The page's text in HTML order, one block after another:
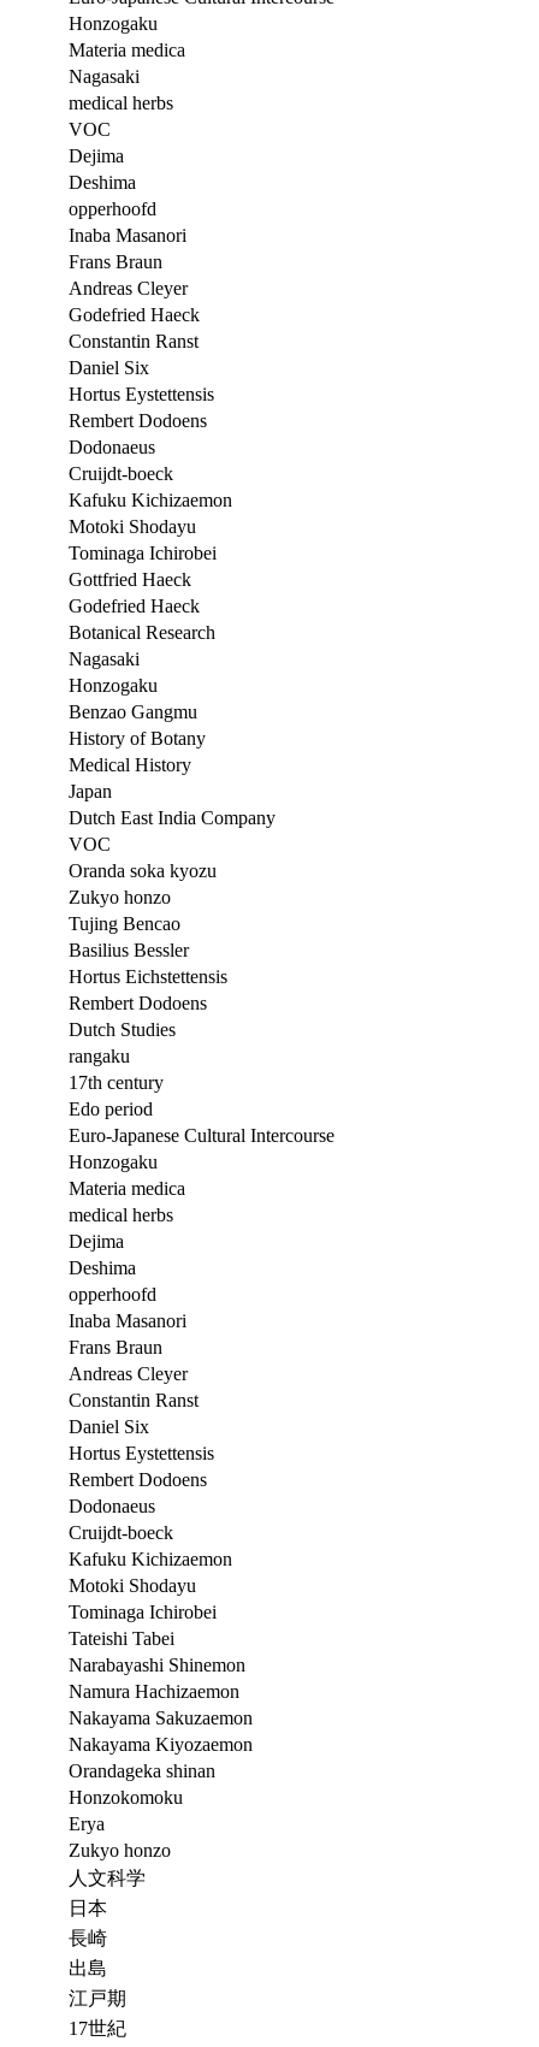
Honzogaku
Materia medica
Nagasaki
medical herbs
VOC
Dejima
Deshima
opperhoofd
Inaba Masanori
Frans Braun
Andreas Cleyer
Godefried Haeck
Constantin Ranst
Daniel Six
Hortus Eystettensis
Rembert Dodoens
Dodonaeus
Cruijdt-boeck
Kafuku Kichizaemon
Motoki Shodayu
Tominaga Ichirobei
Gottfried Haeck
Godefried Haeck
Botanical Research
Nagasaki
Honzogaku
Benzao Gangmu
History of Botany
Medical History
Japan
Dutch East India Company
VOC
Oranda soka kyozu
Zukyo honzo
Tujing Bencao
Basilius Bessler
Hortus Eichstettensis
Rembert Dodoens
Dutch Studies
rangaku
17th century
Edo period
Euro-Japanese Cultural Intercourse
Honzogaku
Materia medica
medical herbs
Dejima
Deshima
opperhoofd
Inaba Masanori
Frans Braun
Andreas Cleyer
Constantin Ranst
Daniel Six
Hortus Eystettensis
Rembert Dodoens
Dodonaeus
Cruijdt-boeck
Kafuku Kichizaemon
Motoki Shodayu
Tominaga Ichirobei
Tateishi Tabei
Narabayashi Shinemon
Namura Hachizaemon
Nakayama Sakuzaemon
Nakayama Kiyozaemon
Orandageka shinan
Honzokomoku
Erya
Zukyo honzo
人文科学
日本
長崎
出島
江戸期
17世紀